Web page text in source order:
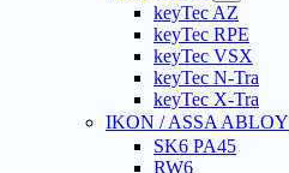
keyTec AZ
keyTec RPE
keyTec VSX
keyTec N-Tra
keyTec X-Tra
IKON / ASSA ABLOY
SK6 PA45
RW6